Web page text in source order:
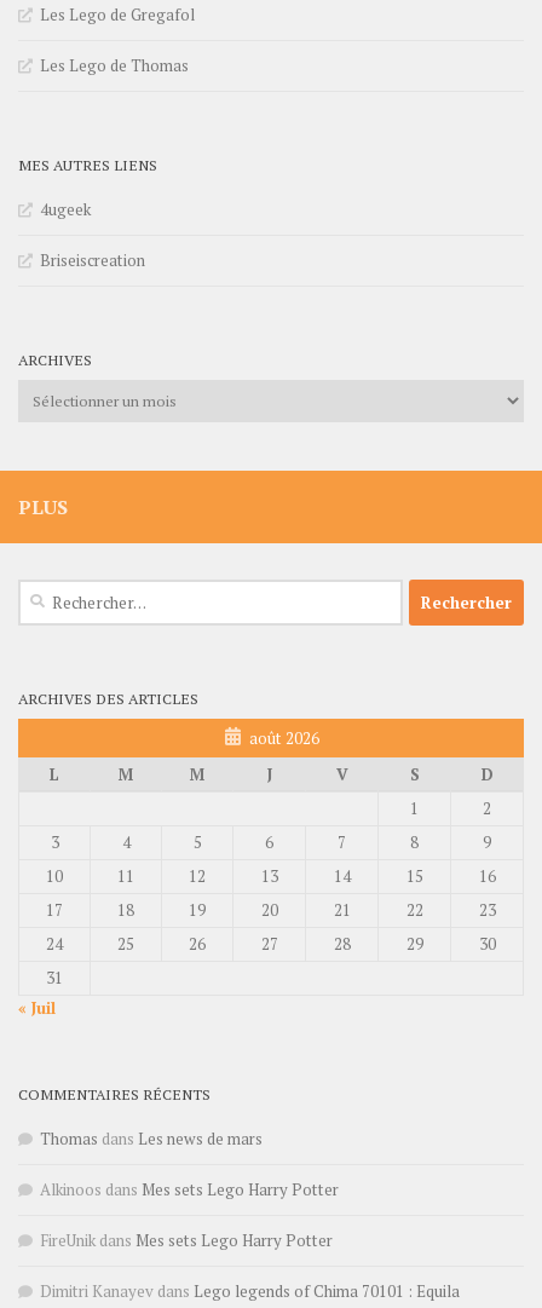
Les Lego de Gregafol
Les Lego de Thomas
MES AUTRES LIENS
4ugeek
Briseiscreation
ARCHIVES
Archives
PLUS
Rechercher :
ARCHIVES DES ARTICLES
août 2026
L
M M J V S
D
1
2
3
4 5 6 7 8
9
10
11 12 13 14 15
16
17
18 19 20 21 22
23
24
25 26 27 28 29
30
31
« Juil
COMMENTAIRES RÉCENTS
Thomas dans Les news de mars
Alkinoos dans Mes sets Lego Harry Potter
FireUnik dans Mes sets Lego Harry Potter
Dimitri Kanayev dans Lego legends of Chima 70101 : Equila